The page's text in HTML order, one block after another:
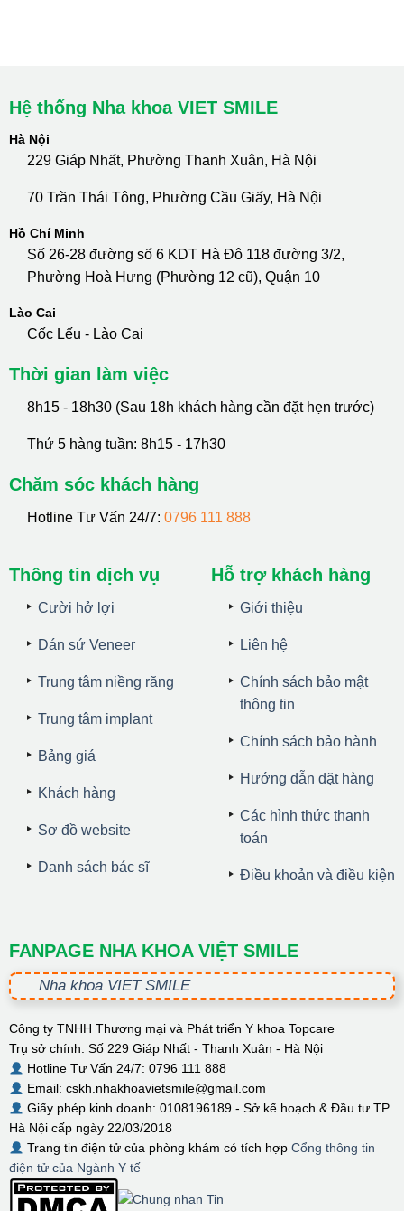
Hệ thống Nha khoa VIET SMILE
Hà Nội
229 Giáp Nhất, Phường Thanh Xuân, Hà Nội
70 Trần Thái Tông, Phường Cầu Giấy, Hà Nội
Hồ Chí Minh
Số 26-28 đường số 6 KDT Hà Đô 118 đường 3/2,
Phường Hoà Hưng (Phường 12 cũ), Quận 10
Lào Cai
Cốc Lếu - Lào Cai
Thời gian làm việc
8h15 - 18h30 (Sau 18h khách hàng cần đặt hẹn trước)
Thứ 5 hàng tuần: 8h15 - 17h30
Chăm sóc khách hàng
Hotline Tư Vấn 24/7: 0796 111 888
Thông tin dịch vụ
Cười hở lợi
Dán sứ Veneer
Trung tâm niềng răng
Trung tâm implant
Bảng giá
Khách hàng
Sơ đồ website
Danh sách bác sĩ
Hỗ trợ khách hàng
Giới thiệu
Liên hệ
Chính sách bảo mật
thông tin
Chính sách bảo hành
Hướng dẫn đặt hàng
Các hình thức thanh
toán
Điều khoản và điều kiện
FANPAGE NHA KHOA VIỆT SMILE
Nha khoa VIET SMILE
Công ty TNHH Thương mại và Phát triển Y khoa Topcare
Trụ sở chính: Số 229 Giáp Nhất - Thanh Xuân - Hà Nội
Hotline Tư Vấn 24/7: 0796 111 888
Email: cskh.nhakhoavietsmile@gmail.com
Giấy phép kinh doanh: 0108196189 - Sở kế hoạch & Đầu tư TP.
Hà Nội cấp ngày 22/03/2018
Trang tin điện tử của phòng khám có tích hợp Cổng thông tin
điện tử của Ngành Y tế